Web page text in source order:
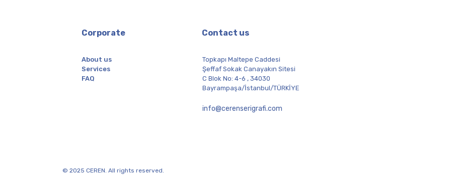
Corporate
About us
Services
FAQ
Contact us
Topkapı Maltepe Caddesi
Şeffaf Sokak Canayakın Sitesi
C Blok No: 4-6 , 34030
Bayrampaşa/İstanbul/TÜRKİYE
info@cerenserigrafi.com
© 2025 CEREN. All rights reserved.